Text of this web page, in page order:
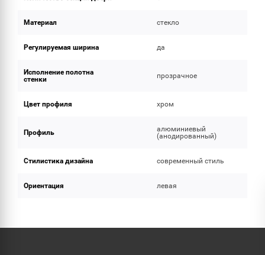
Материал стекло
Регулируемая ширина да
Исполнение полотна
стенки
прозрачное
Цвет профиля хром
Профиль
алюминиевый
(анодированный)
Стилистика дизайна современный стиль
Ориентация левая